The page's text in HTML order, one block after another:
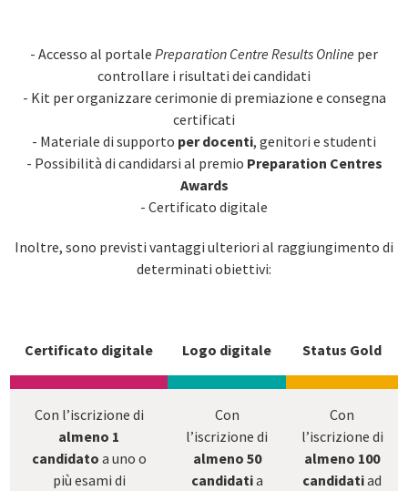
- Accesso al portale Preparation Centre Results Online per
controllare i risultati dei candidati
- Kit per organizzare cerimonie di premiazione e consegna
certificati
- Materiale di supporto per docenti, genitori e studenti
- Possibilità di candidarsi al premio Preparation Centres
Awards
- Certificato digitale
Inoltre, sono previsti vantaggi ulteriori al raggiungimento di
determinati obiettivi:
Certificato digitale Logo digitale Status Gold
Con l’iscrizione di
almeno 1
candidato a uno o
più esami di
Con
l’iscrizione di
almeno 50
candidatia
Con
l’iscrizione di
almeno 100
candidatiad